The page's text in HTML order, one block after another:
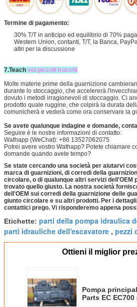
Termine di pagamento:
30% T/T in anticipo ed equilibrio di 70%
Western Union, contanti, T/T, la Banca,
altri per la discussione
7.Teach voi piccoli trucchi
Molte materie prime della guarnizione
durante lo stoccaggio, che accelererà
dovuto i metodi irragionevoli di stoccaggio. Ci
prodotto quale ruggine, che colpirà la durata
comunicherà e vederà come ora conservare la
Se avete qualunque indagine e domande,
Seguire è le nostre informazioni di contatto:
Wathapp (WeChat): +86 13527062075
Potrei avere vostro Wathapp? Potete chiamare
domande quando avete tempo?
Se state cercando una società per aiutarvi
marca di guarnizioni, di corredi della
circolare, o di qualunque altri servizi dell'OEM
trovato quello giusto. La nostra società
dell'OEM sui corredi della guarnizione delle
giunto circolare e su altri prodotti. Per i
contattici prego. Vi risponderemo appena
Etichette: parti della pompa idraulica
parti idrauliche dell'escavatore , pezzi
Ottieni il miglior
Pompa
Parts EC